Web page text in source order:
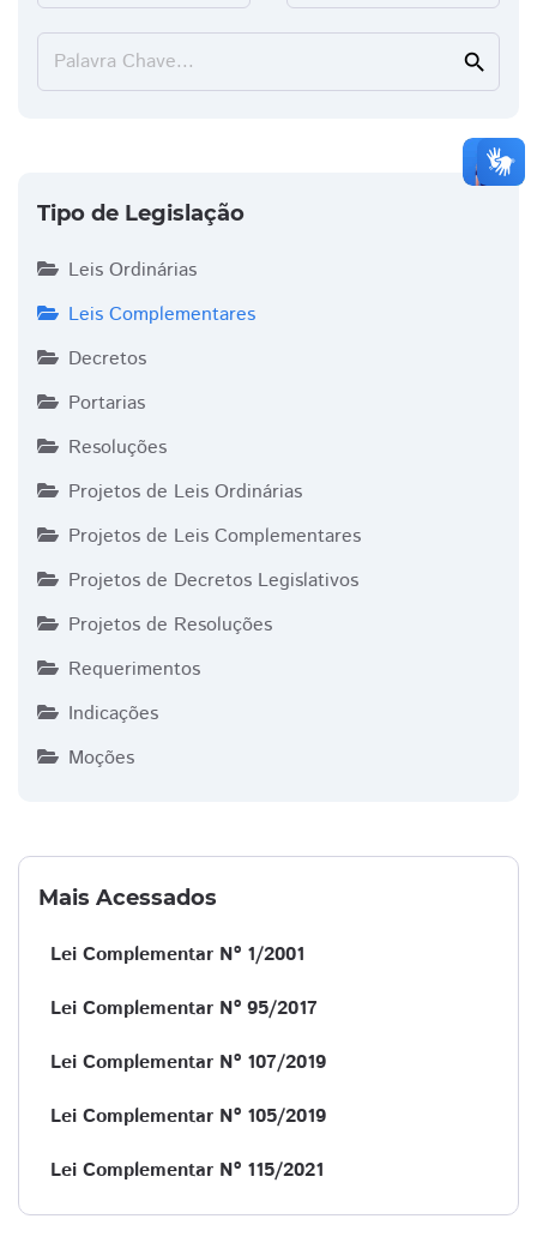
Palavra Chave... search
Tipo de Legislação
Leis Ordinárias
Leis Complementares
Decretos
Portarias
Resoluções
Projetos de Leis Ordinárias
Projetos de Leis Complementares
Projetos de Decretos Legislativos
Projetos de Resoluções
Requerimentos
Indicações
Moções
Mais Acessados
Lei Complementar Nº 1/2001
Lei Complementar Nº 95/2017
Lei Complementar Nº 107/2019
Lei Complementar Nº 105/2019
Lei Complementar Nº 115/2021